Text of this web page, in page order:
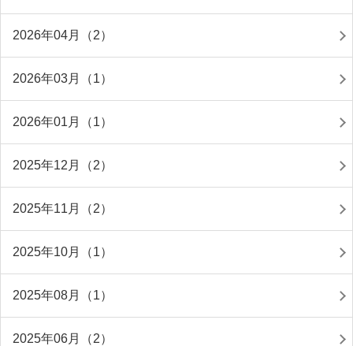
2026年04月（2）
2026年03月（1）
2026年01月（1）
2025年12月（2）
2025年11月（2）
2025年10月（1）
2025年08月（1）
2025年06月（2）